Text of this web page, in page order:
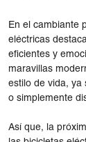
En el cambiante
eléctricas
eficientes y
maravillas
estilo de vida, ya
o simplemente
Así que, la